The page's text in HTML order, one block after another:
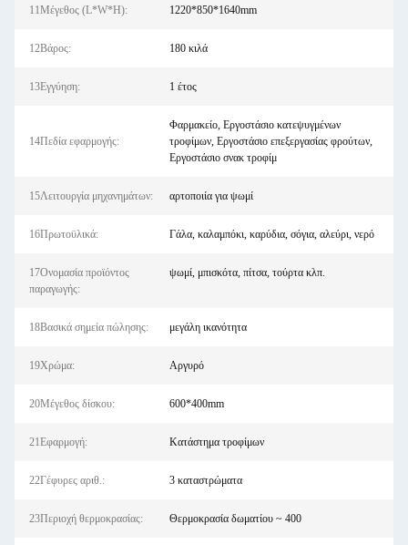
11Μέγεθος (L*W*H): 1220*850*1640mm
12Βάρος: 180 κιλά
13Εγγύηση: 1 έτος
14Πεδία εφαρμογής:
Φαρμακείο, Εργοστάσιο κατεψυγμένων
τροφίμων, Εργοστάσιο επεξεργασίας φρούτων,
Εργοστάσιο σνακ τροφίμ
15Λειτουργία μηχανημάτων: αρτοποιία για ψωμί
16Πρωτοϋλικά: Γάλα, καλαμπόκι, καρύδια, σόγια, αλεύρι, νερό
17Ονομασία προϊόντος
παραγωγής:
ψωμί, μπισκότα, πίτσα, τούρτα κλπ.
18Βασικά σημεία πώλησης: μεγάλη ικανότητα
19Χρώμα: Αργυρό
20Μέγεθος δίσκου: 600*400mm
21Εφαρμογή: Κατάστημα τροφίμων
22Γέφυρες αριθ.: 3 καταστρώματα
23Περιοχή θερμοκρασίας: Θερμοκρασία δωματίου ~ 400